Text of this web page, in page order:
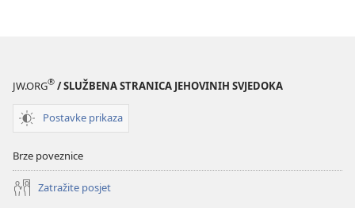
JW.ORG® / SLUŽBENA STRANICA JEHOVINIH SVJEDOKA
Postavke prikaza
Brze poveznice
Zatražite posjet